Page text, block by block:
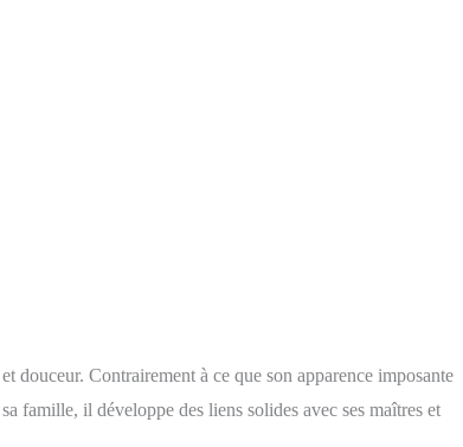
Contrairement à ce que son apparence imposante
famille, il développe des liens solides avec ses maîtres et